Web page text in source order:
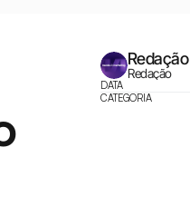
Redação
Redação
DATA
CATEGORIA